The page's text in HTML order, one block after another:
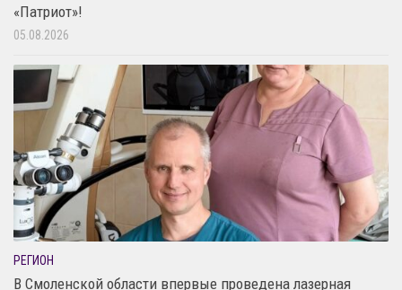
«Патриот»!
05.08.2026
РЕГИОН
В Смоленской области впервые проведена лазерная